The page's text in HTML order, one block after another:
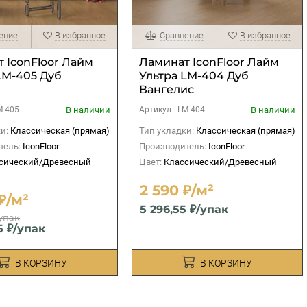
IconFloor Лайм
405 Дуб
405
В наличии
Классическая (прямая)
IconFloor
Древесный
м²
₽/упак
В КОРЗИНУ
В избранное
Ламинат IconFloor Лайм
Ультра LM-404 Дуб
Вангелис
Артикул - LM-404
В наличии
Тип укладки: Классическая (прямая)
Производитель: IconFloor
Цвет: Классический/Древесный
2 590 ₽/м²
5 296,55 ₽/упак
В КОРЗИНУ
Сравнение В избранное